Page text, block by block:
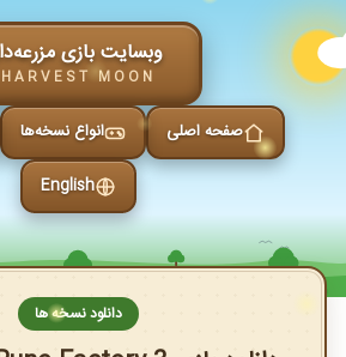
وبسایت بازی
HARVEST MOON
صفحه اصلی انواع نسخه‌ها
English
دانلود نسخه ها